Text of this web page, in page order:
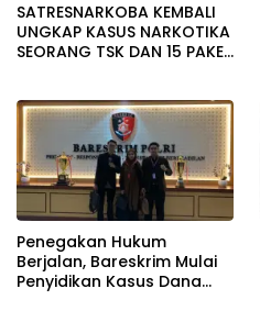
SATRESNARKOBA KEMBALI
UNGKAP KASUS NARKOTIKA
SEORANG TSK DAN 15 PAKET
Penegakan Hukum
Berjalan, Bareskrim Mulai
Penyidikan Kasus Dana